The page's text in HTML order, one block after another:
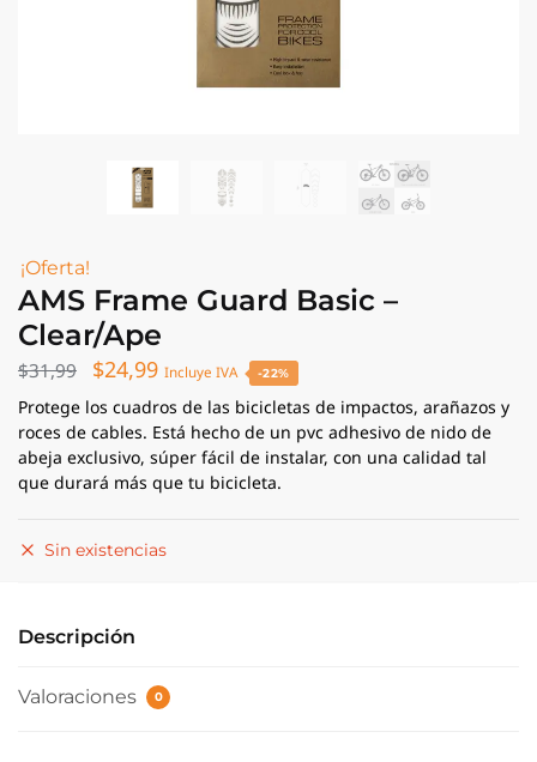
¡Oferta!
AMS Frame Guard Basic –
Clear/Ape
$31,99 El
precio
original
era:
$24,99El
precio
actual
es:
Incluye IVA -22%
Protege los cuadros de las bicicletas de impactos, arañazos y
roces de cables. Está hecho de un pvc adhesivo de nido de
abeja exclusivo, súper fácil de instalar, con una calidad tal
que durará más que tu bicicleta.
Sin existencias
Descripción
Valoraciones 0